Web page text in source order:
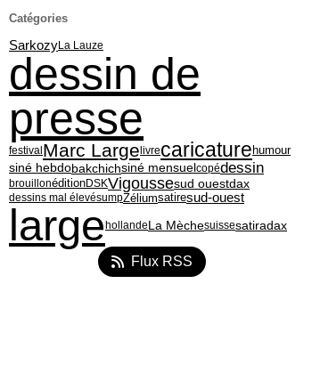
Catégories
SarkozyLa Lauze
dessin de
presse
festival Marc Large livrecaricature humour
siné hebdobakchichsiné mensuelcopédessin
brouillonéditionDSKVigoussesud ouestdax
dessins mal élevésumpZéliumsatiresud-ouest
large hollandeLa Mèchesuissesatiradax
Flux RSS